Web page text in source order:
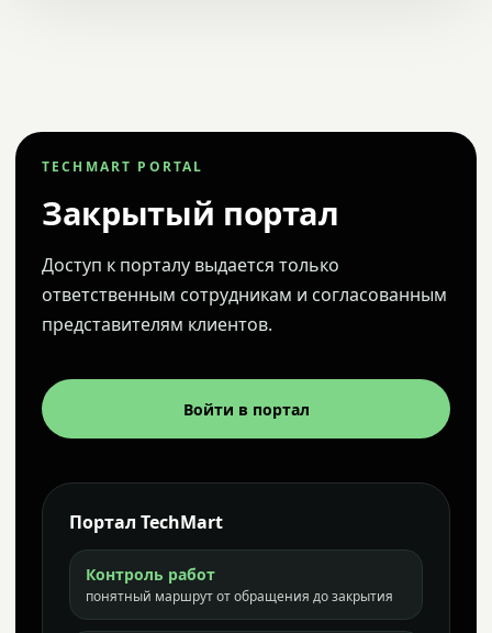
TECHMART PORTAL
Закрытый портал
Доступ к порталу выдается только
ответственным сотрудникам и согласованным
представителям клиентов.
Войти в портал
Портал TechMart
Контроль работ
понятный маршрут от обращения до закрытия